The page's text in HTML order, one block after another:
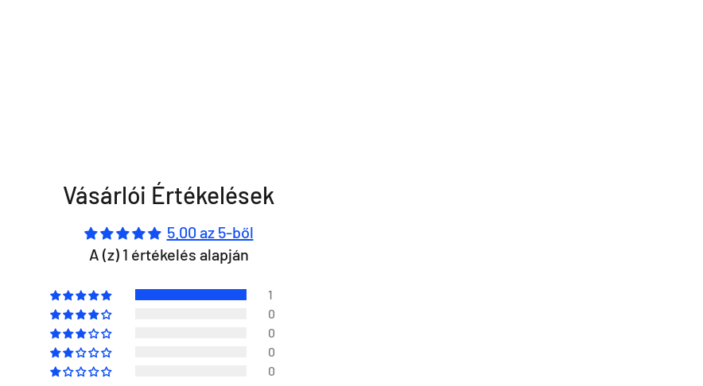
Vásárlói Értékelések
5.00 az 5-ből
A (z) 1 értékelés alapján
1
0
0
0
0